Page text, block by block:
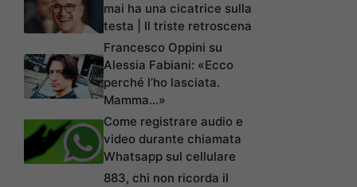
mai ha una cicatrice sulla
testa | Il triste retroscena
Francesco Oppini su
Alessia Fabiani: «Ecco
perché l’ho lasciata.
Mamma…»
Come registrare audio e
video durante chiamata
Whatsapp sul cellulare
883, chi non ricorda il